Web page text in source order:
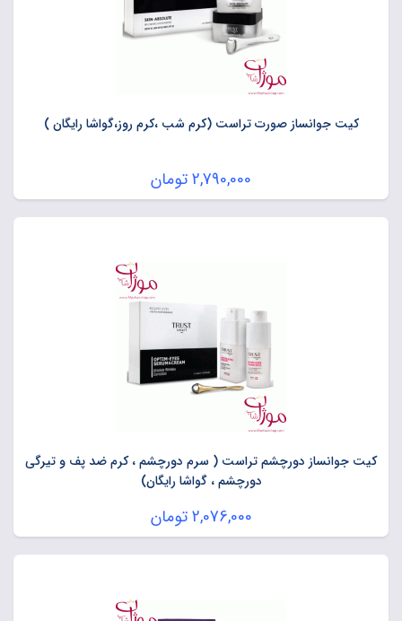
کیت جوانساز صورت تراست (کرم شب ،کرم روز،گواشا رایگان )
2,790,000تومان
کیت جوانساز دورچشم تراست ( سرم دورچشم ، کرم ضد پف و تیرگی
دورچشم ، گواشا رایگان)
2,076,000تومان